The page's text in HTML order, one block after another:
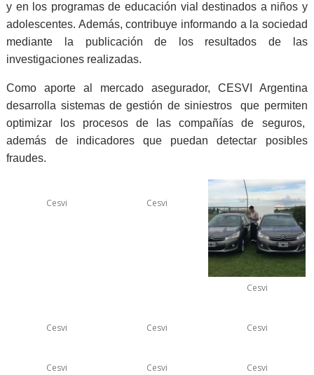
y en los programas de educación vial destinados a niños y
adolescentes. Además, contribuye informando a la sociedad
mediante la publicación de los resultados de las
investigaciones realizadas.
Como aporte al mercado asegurador, CESVI Argentina
desarrolla sistemas de gestión de siniestros que permiten
optimizar los procesos de las compañías de seguros,
además de indicadores que puedan detectar posibles
fraudes.
Cesvi Cesvi
Cesvi
Cesvi Cesvi Cesvi
Cesvi Cesvi Cesvi